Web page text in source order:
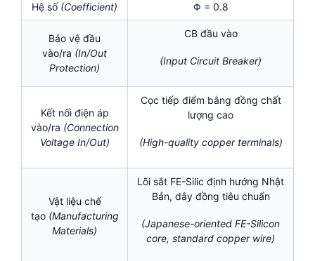
Hệ số (Coefficient) Φ = 0.8
Bảo vệ đầu
vào/ra (In/Out
Protection)
CB đầu vào
(Input Circuit Breaker)
Kết nối điện áp
vào/ra (Connection
Voltage In/Out)
Cọc tiếp điểm bằng đồng chất
lượng cao
(High-quality copper terminals)
Vật liệu chế
tạo (Manufacturing
Materials)
Lõi sắt FE-Silic định hướng Nhật
Bản, dây đồng tiêu chuẩn
(Japanese-oriented FE-Silicon
core, standard copper wire)